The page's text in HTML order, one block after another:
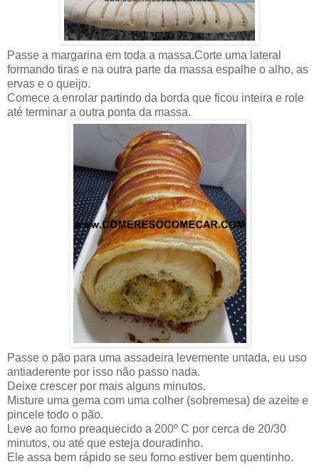
Passe a margarina em toda a massa.Corte uma lateral
formando tiras e na outra parte da massa espalhe o alho, as
ervas e o queijo.
Comece a enrolar partindo da borda que ficou inteira e role
até terminar a outra ponta da massa.
Passe o pão para uma assadeira levemente untada, eu uso
antiaderente por isso não passo nada.
Deixe crescer por mais alguns minutos.
Misture uma gema com uma colher (sobremesa) de azeite e
pincele todo o pão.
Leve ao forno preaquecido a 200º C por cerca de 20/30
minutos, ou até que esteja douradinho.
Ele assa bem rápido se seu forno estiver bem quentinho.